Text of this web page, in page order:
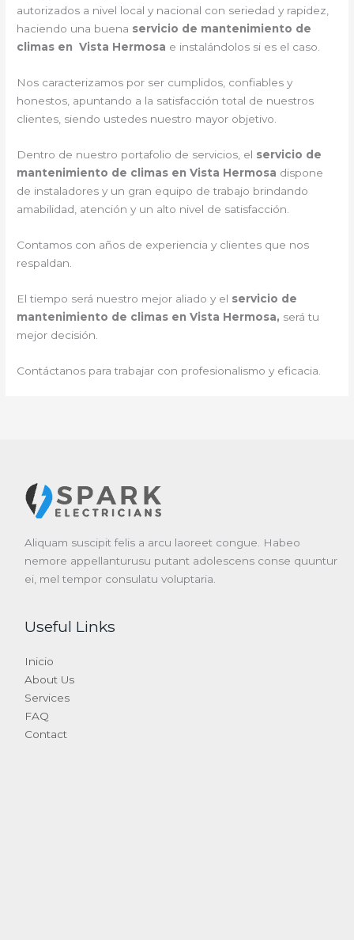
autorizados a nivel local y nacional con seriedad y rapidez,
haciendo una buena servicio de mantenimiento de
climas en Vista Hermosa e instalándolos si es el caso.
Nos caracterizamos por ser cumplidos, confiables y
honestos, apuntando a la satisfacción total de nuestros
clientes, siendo ustedes nuestro mayor objetivo.
Dentro de nuestro portafolio de servicios, el servicio de
mantenimiento de climas en Vista Hermosa dispone
de instaladores y un gran equipo de trabajo brindando
amabilidad, atención y un alto nivel de satisfacción.
Contamos con años de experiencia y clientes que nos
respaldan.
El tiempo será nuestro mejor aliado y el servicio de
mantenimiento de climas en Vista Hermosa, será tu
mejor decisión.
Contáctanos para trabajar con profesionalismo y eficacia.
Aliquam suscipit felis a arcu laoreet congue. Habeo
nemore appellanturusu putant adolescens conse quuntur
ei, mel tempor consulatu voluptaria.
Useful Links
Inicio
About Us
Services
FAQ
Contact